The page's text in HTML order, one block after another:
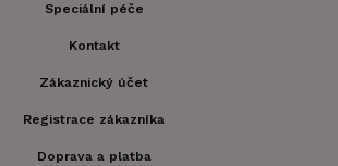
Speciální péče
Kontakt
Zákaznický účet
Registrace zákazníka
Doprava a platba